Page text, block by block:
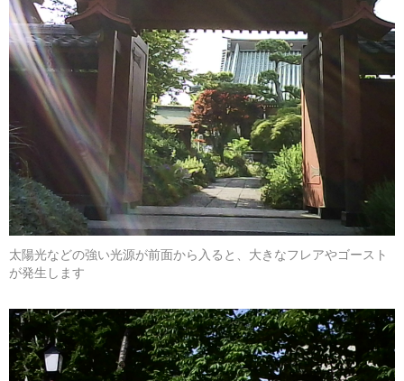
太陽光などの強い光源が前面から入ると、大きなフレアやゴースト
が発生します